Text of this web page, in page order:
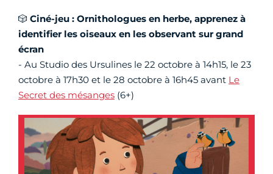
🎲 Ciné-jeu : Ornithologues en herbe, apprenez à
identifier les oiseaux en les observant sur grand
écran
- Au Studio des Ursulines le 22 octobre à 14h15, le 23
octobre à 17h30 et le 28 octobre à 16h45 avant Le
Secret des mésanges (6+)